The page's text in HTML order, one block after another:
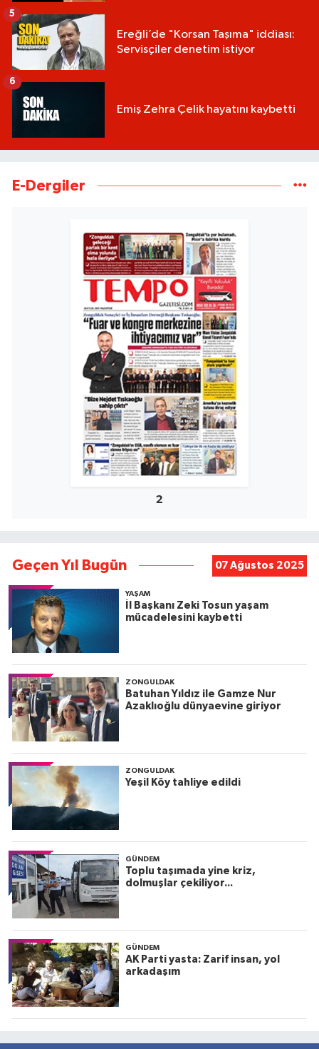
Ereğli’de "Korsan Taşıma" iddiası:
Servisçiler denetim istiyor
5
Emiş Zehra Çelik hayatını kaybetti
6
E-Dergiler
2
Geçen Yıl Bugün 07 Ağustos 2025
YAŞAM
İl Başkanı Zeki Tosun yaşam
mücadelesini kaybetti
ZONGULDAK
Batuhan Yıldız ile Gamze Nur
Azaklıoğlu dünyaevine giriyor
ZONGULDAK
Yeşil Köy tahliye edildi
GÜNDEM
Toplu taşımada yine kriz,
dolmuşlar çekiliyor...
GÜNDEM
AK Parti yasta: Zarif insan, yol
arkadaşım